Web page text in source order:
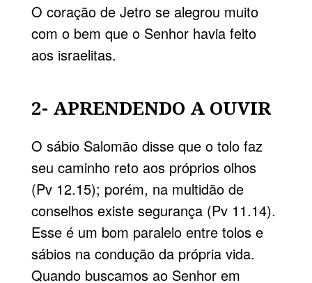
O coração de Jetro se alegrou muito
com o bem que o Senhor havia feito
aos israelitas.
2- APRENDENDO A OUVIR
O sábio Salomão disse que o tolo faz
seu caminho reto aos próprios olhos
(Pv 12.15); porém, na multidão de
conselhos existe segurança (Pv 11.14).
Esse é um bom paralelo entre tolos e
sábios na condução da própria vida.
Quando buscamos ao Senhor em